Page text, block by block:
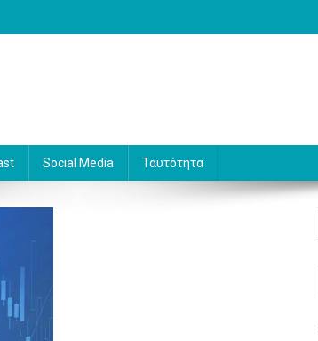
Social Media Ταυτότητα